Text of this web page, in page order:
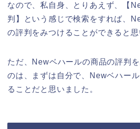
なので、私自身、とりあえず、【
判】という感じで検索をすれば、
の評判をみつけることができると思
ただ、Newベハールの商品の評判
のは、まずは自分で、Newベハー
ることだと思いました。